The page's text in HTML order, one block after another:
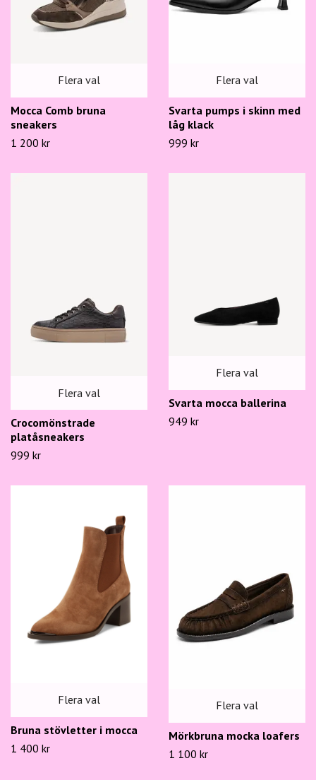
Flera val
Mocca Comb bruna
sneakers
1 200 kr
Flera val
Svarta pumps i skinn med
låg klack
999 kr
Flera val
Crocomönstrade
platåsneakers
999 kr
Flera val
Svarta mocca ballerina
949 kr
Flera val
Bruna stövletter i mocca
1 400 kr
Flera val
Mörkbruna mocka loafers
1 100 kr